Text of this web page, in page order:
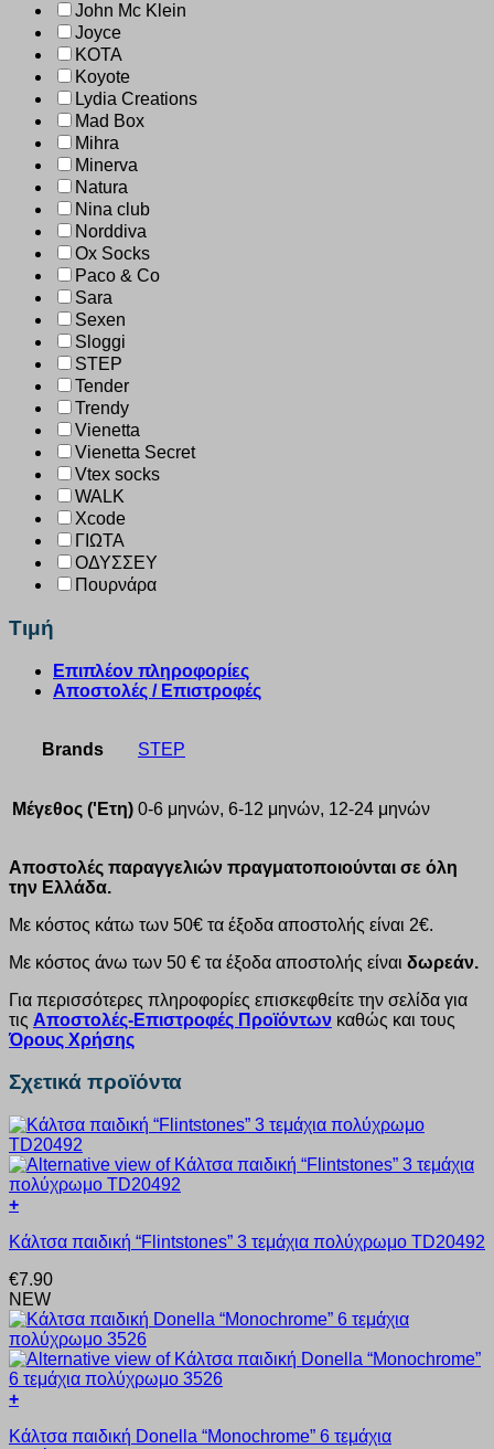
John Mc Klein
Joyce
KOTA
Koyote
Lydia Creations
Mad Box
Mihra
Minerva
Natura
Nina club
Norddiva
Ox Socks
Paco & Co
Sara
Sexen
Sloggi
STEP
Tender
Trendy
Vienetta
Vienetta Secret
Vtex socks
WALK
Xcode
ΓΙΩΤΑ
ΟΔΥΣΣΕΥ
Πουρνάρα
Τιμή
Επιπλέον πληροφορίες
Αποστολές / Επιστροφές
Brands STEP
Μέγεθος ('Ετη) 0-6 μηνών, 6-12 μηνών, 12-24 μηνών
Αποστολές παραγγελιών πραγματοποιούνται σε όλη
την Ελλάδα.
Με κόστος κάτω των 50€ τα έξοδα αποστολής είναι 2€.
Με κόστος άνω των 50 € τα έξοδα αποστολής είναι δωρεάν.
Για περισσότερες πληροφορίες επισκεφθείτε την σελίδα για
τις Αποστολές-Επιστροφές Προϊόντων καθώς και τους
Όρους Χρήσης
Σχετικά προϊόντα
+
το
έχει
πολλαπλές
παραλλαγές.
Οι
επιλογές
μπορούν
να
στη
Κάλτσα παιδική “Flintstones” 3 τεμάχια πολύχρωμο TD20492
€7.90
NEW
+
το
Κάλτσα παιδική Donella “Monochrome” 6 τεμάχια